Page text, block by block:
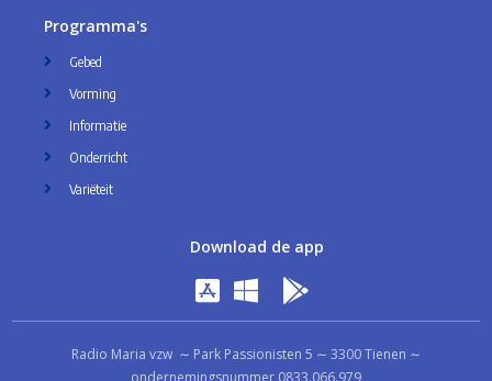
Programma's
Gebed
Vorming
Informatie
Onderricht
Variëteit
Download de app
Radio Maria vzw ∼ Park Passionisten 5 ∼ 3300 Tienen ∼
ondernemingsnummer 0833.066.979